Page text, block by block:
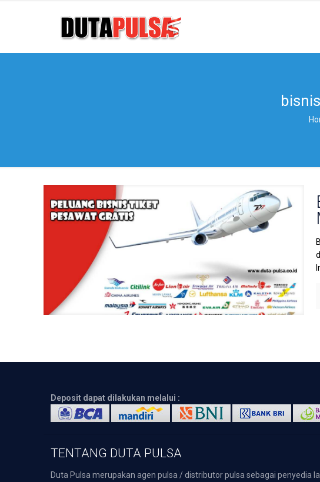
Deposit dapat dilakukan melalui :
TENTANG DUTA PULSA
Duta Pulsa merupakan agen pulsa / distributor pulsa sebagai penyedia